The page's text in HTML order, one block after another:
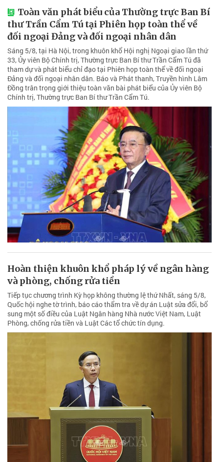
Toàn văn phát biểu của Thường trực Ban Bí
thư Trần Cẩm Tú tại Phiên họp toàn thể về
đối ngoại Đảng và đối ngoại nhân dân
Sáng 5/8, tại Hà Nội, trong khuôn khổ Hội nghị Ngoại giao lần thứ
33, Ủy viên Bộ Chính trị, Thường trực Ban Bí thư Trần Cẩm Tú đã
tham dự và phát biểu chỉ đạo tại Phiên họp toàn thể về đối ngoại
Đảng và đối ngoại nhân dân. Báo và Phát thanh, Truyền hình Lâm
Đồng trân trọng giới thiệu toàn văn bài phát biểu của Ủy viên Bộ
Chính trị, Thường trực Ban Bí thư Trần Cẩm Tú.
Hoàn thiện khuôn khổ pháp lý về ngân hàng
và phòng, chống rửa tiền
Tiếp tục chương trình Kỳ họp không thường lệ thứ Nhất, sáng 5/8,
Quốc hội nghe tờ trình, báo cáo thẩm tra về dự án Luật sửa đổi, bổ
sung một số điều của Luật Ngân hàng Nhà nước Việt Nam, Luật
Phòng, chống rửa tiền và Luật Các tổ chức tín dụng.